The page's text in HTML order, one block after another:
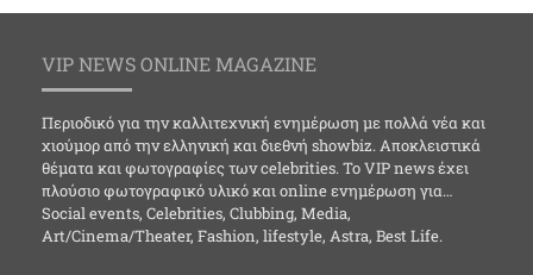
VIP NEWS ONLINE MAGAZINE
Περιοδικό για την καλλιτεχνική ενημέρωση με πολλά νέα και
χιούμορ από την ελληνική και διεθνή showbiz. Αποκλειστικά
θέματα και φωτογραφίες των celebrities. Το VIP news έχει
πλούσιο φωτογραφικό υλικό και online ενημέρωση για…
Social events, Celebrities, Clubbing, Media,
Art/Cinema/Theater, Fashion, lifestyle, Astra, Best Life.